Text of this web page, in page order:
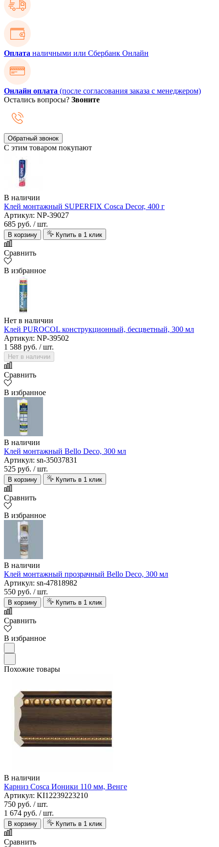
Оплата наличными или Сбербанк Онлайн
Онлайн оплата (после согласования заказа с менеджером)
Остались вопросы? Звоните
Обратный звонок
С этим товаром покупают
В наличии
Клей монтажный SUPERFIX Cosca Decor, 400 г
Артикул: NP-39027
685 руб. / шт.
В корзину Купить в 1 клик
Сравнить
В избранное
Нет в наличии
Клей PUROCOL конструкционный, бесцветный, 300 мл
Артикул: NP-39502
1 588 руб. / шт.
Нет в наличии
Сравнить
В избранное
В наличии
Клей монтажный Bello Deco, 300 мл
Артикул: sn-35037831
525 руб. / шт.
В корзину Купить в 1 клик
Сравнить
В избранное
В наличии
Клей монтажный прозрачный Bello Deco, 300 мл
Артикул: sn-47818982
550 руб. / шт.
В корзину Купить в 1 клик
Сравнить
В избранное
Похожие товары
В наличии
Карниз Cosca Ионики 110 мм, Венге
Артикул: KI12239223210
750 руб. / шт.
1 674 руб. / шт.
В корзину Купить в 1 клик
Сравнить